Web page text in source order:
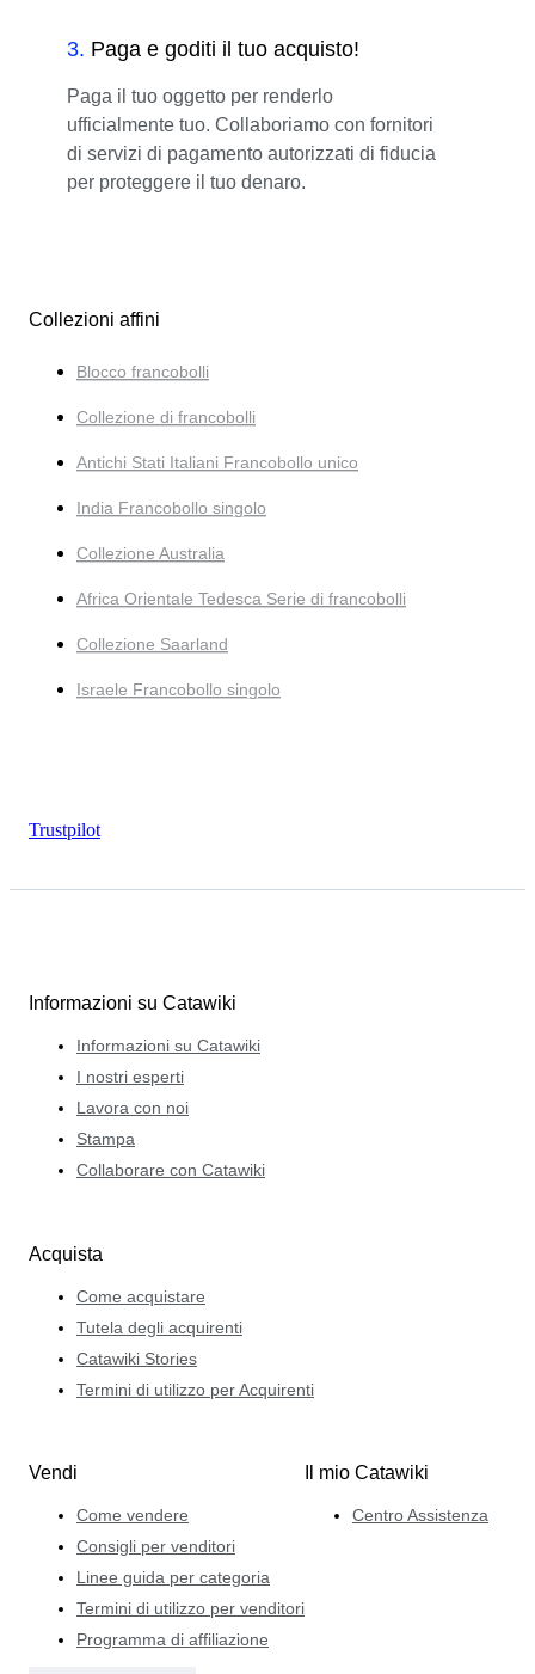
3. Paga e goditi il tuo acquisto!
Paga il tuo oggetto per renderlo
ufficialmente tuo. Collaboriamo con fornitori
di servizi di pagamento autorizzati di fiducia
per proteggere il tuo denaro.
Collezioni affini
Blocco francobolli
Collezione di francobolli
Antichi Stati Italiani Francobollo unico
India Francobollo singolo
Collezione Australia
Africa Orientale Tedesca Serie di francobolli
Collezione Saarland
Israele Francobollo singolo
Trustpilot
Informazioni su Catawiki
Informazioni su Catawiki
I nostri esperti
Lavora con noi
Stampa
Collaborare con Catawiki
Acquista
Come acquistare
Tutela degli acquirenti
Catawiki Stories
Termini di utilizzo per Acquirenti
Vendi
Come vendere
Consigli per venditori
Linee guida per categoria
Termini di utilizzo per venditori
Programma di affiliazione
Il mio Catawiki
Centro Assistenza